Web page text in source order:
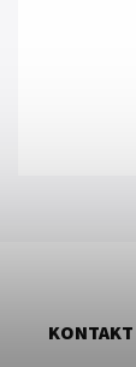
KONTAKT